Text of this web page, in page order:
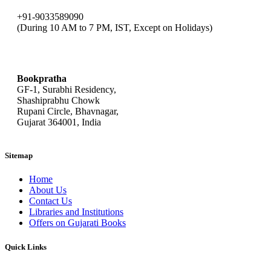
+91-9033589090
(During 10 AM to 7 PM, IST, Except on Holidays)
Bookpratha
GF-1, Surabhi Residency,
Shashiprabhu Chowk
Rupani Circle, Bhavnagar,
Gujarat 364001, India
Sitemap
Home
About Us
Contact Us
Libraries and Institutions
Offers on Gujarati Books
Quick Links